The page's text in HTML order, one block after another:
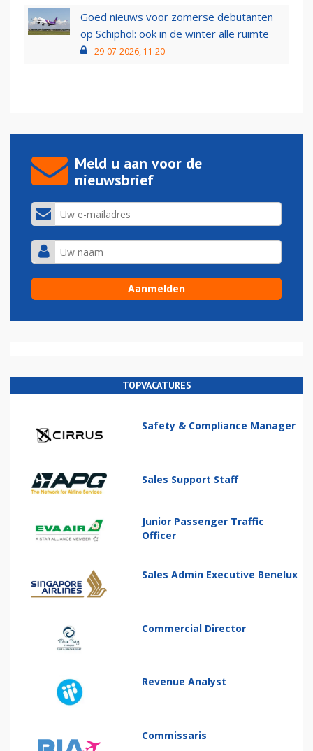
Goed nieuws voor zomerse debutanten
op Schiphol: ook in de winter alle ruimte
29-07-2026, 11:20
Meld u aan voor de
nieuwsbrief
TOPVACATURES
Safety & Compliance Manager
Sales Support Staff
Junior Passenger Traffic
Officer
Sales Admin Executive Benelux
Commercial Director
Revenue Analyst
Commissaris